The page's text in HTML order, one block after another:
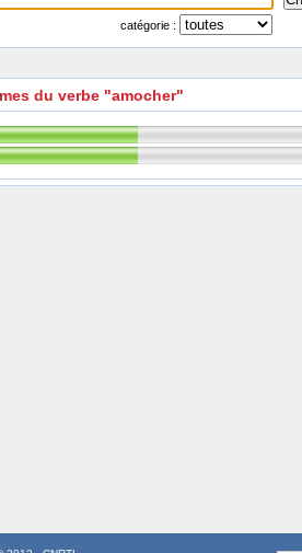
catégorie :
du verbe "amocher"